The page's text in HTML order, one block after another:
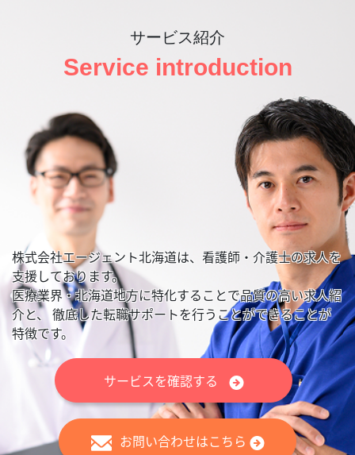
サービス紹介
Service introduction
株式会社エージェント北海道は、看護師・介護士の求人を
支援しております。
医療業界・北海道地方に特化することで品質の高い求人紹
介と、 徹底した転職サポートを行うことができることが
特徴です。
サービスを確認する
お問い合わせはこちら